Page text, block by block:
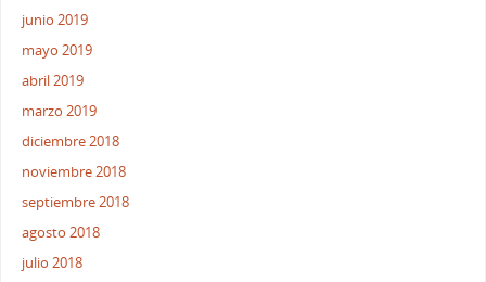
junio 2019
mayo 2019
abril 2019
marzo 2019
diciembre 2018
noviembre 2018
septiembre 2018
agosto 2018
julio 2018